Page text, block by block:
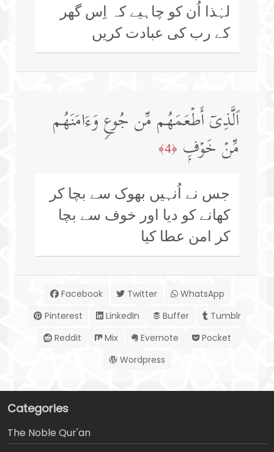
لہٰذا اُن کو چاہیے کہ اِس گھر
کے رب کی عبادت کریں
ٱلَّذِیۤ أَطۡعَمَهُم مِّن جُوعࣲ وَءَامَنَهُم
مِّنۡ خَوۡفِۭ ﴿4﴾
جس نے اُنہیں بھوک سے بچا کر
کھانے کو دیا اور خوف سے بچا
کر امن عطا کیا
Facebook Twitter
WhatsApp
Pinterest
LinkedIn Buffer
Tumblr
Reddit
Mix Evernote
Pocket
Wordpress
Categories
The Noble Qur'an